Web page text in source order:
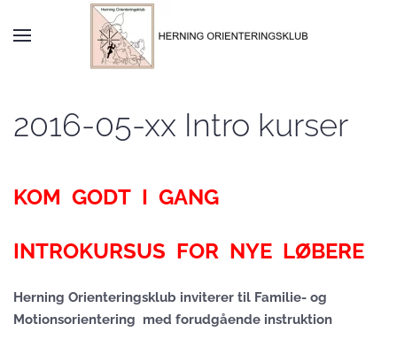
Skip to main content
2016-05-xx Intro kurser
KOM GODT I GANG
INTROKURSUS FOR NYE LØBERE
Herning Orienteringsklub inviterer til Familie- og
Motionsorientering med forudgående instruktion